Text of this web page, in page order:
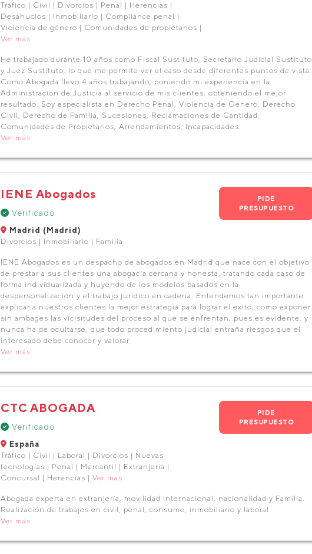
Tráfico | Civil | Divorcios | Penal | Herencias |
Desahucios | Inmobiliario | Compliance penal |
Violencia de género | Comunidades de propietarios |
Ver más
He trabajado durante 10 años como Fiscal Sustituto, Secretario Judicial Sustituto
y Juez Sustituto, lo que me permite ver el caso desde diferentes puntos de vista.
Como Abogada llevo 4 años trabajando, poniendo mi experiencia en la
Administración de Justicia al servicio de mis clientes, obteniendo el mejor
resultado. Soy especialista en Derecho Penal, Violencia de Género, Derecho
Civil, Derecho de Familia, Sucesiones, Reclamaciones de Cantidad,
Comunidades de Propietarios, Arrendamientos, Incapacidades.
Ver más
IENE Abogados
Verificado
Madrid (Madrid)
Divorcios | Inmobiliario | Familia
PIDE
PRESUPUESTO
IENE Abogados es un despacho de abogados en Madrid que nace con el objetivo
de prestar a sus clientes una abogacía cercana y honesta, tratando cada caso de
forma individualizada y huyendo de los modelos basados en la
despersonalización y el trabajo jurídico en cadena. Entendemos tan importante
explicar a nuestros clientes la mejor estrategia para lograr el éxito, como exponer
sin ambages las vicisitudes del proceso al que se enfrentan, pues es evidente, y
nunca ha de ocultarse, que todo procedimiento judicial entraña riesgos que el
interesado debe conocer y valorar.
Ver más
CTC ABOGADA
Verificado
España
Tráfico | Civil | Laboral | Divorcios | Nuevas
tecnologías | Penal | Mercantil | Extranjería |
Concursal | Herencias | Ver más
PIDE
PRESUPUESTO
Abogada experta en extranjería, movilidad internacional, nacionalidad y Familia.
Realización de trabajos en civil, penal, consumo, inmobiliario y laboral
Ver más